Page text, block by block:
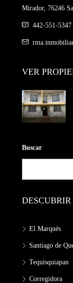
Mirador, 76246
442-551-5347
VER
Buscar
DESCUBRIR
El Marqués
Santiago de
Tequisquiapan
Corregidora